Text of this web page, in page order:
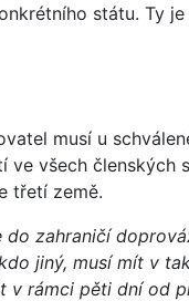
státu. Ty
musí u
všech členských
třetí země.
do zahraničí
jiný, musí mít v
v rámci pěti dní od